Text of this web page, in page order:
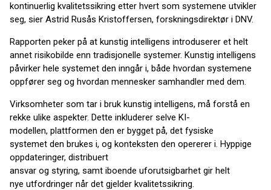
kontinuerlig kvalitetssikring etter hvert som systemene utvikler
seg, sier Astrid Rusås Kristoffersen, forskningsdirektør i DNV.
Rapporten peker på at kunstig intelligens introduserer et helt
annet risikobilde enn tradisjonelle systemer. Kunstig intelligens
påvirker hele systemet den inngår i, både hvordan systemene
oppfører seg og hvordan mennesker samhandler med dem.
Virksomheter som tar i bruk kunstig intelligens, må forstå en
rekke ulike aspekter. Dette inkluderer selve KI-
modellen, plattformen den er bygget på, det fysiske
systemet den brukes i, og konteksten den opererer i. Hyppige
oppdateringer, distribuert
ansvar og styring, samt iboende uforutsigbarhet gir helt
nye utfordringer når det gjelder kvalitetssikring.